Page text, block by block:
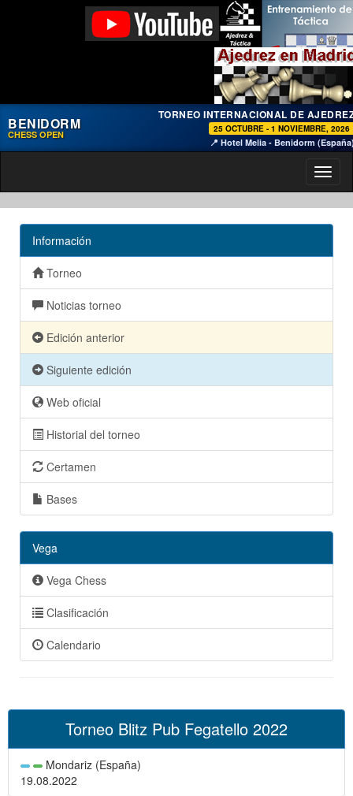
BENIDORM
CHESS OPEN
TORNEO INTERNACIONAL DE
25 OCTUBRE - 1 NOVIEMBRE, 2026
📍 Hotel Melia - Benidorm
Información
Torneo
Noticias torneo
Edición anterior
Siguiente edición
Web oficial
Historial del torneo
Certamen
Bases
Vega
Vega Chess
Clasificación
Calendario
Torneo Blitz Pub Fegatello 2022
Mondariz (España)
19.08.2022